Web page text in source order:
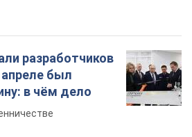
разработчиков
был
в чём дело